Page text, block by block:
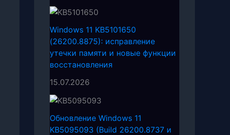
Windows 11 KB5101650
(26200.8875): исправление
утечки памяти и новые функции
восстановления
15.07.2026
Обновление Windows 11
KB5095093 (Build 26200.8737 и